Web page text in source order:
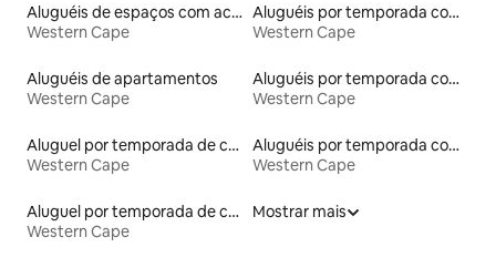
Aluguéis de espaços com acesso direto a pistas de esqui
Western Cape
Aluguéis por temporada com banheira de hidromassagem
Western Cape
Aluguéis de apartamentos
Western Cape
Aluguéis por temporada com café da manhã
Western Cape
Aluguel por temporada de casas de veraneio
Western Cape
Aluguéis por temporada com banheiro para PCD
Western Cape
Aluguel por temporada de casas na terra
Western Cape
Mostrar mais